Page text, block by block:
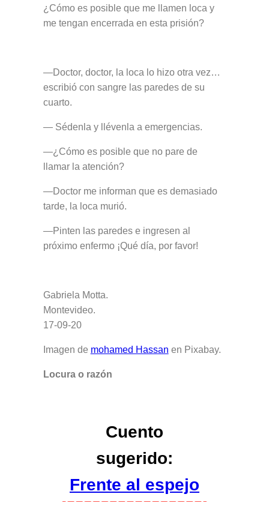
¿Cómo es posible que me llamen loca y
me tengan encerrada en esta prisión?
—Doctor, doctor, la loca lo hizo otra vez…
escribió con sangre las paredes de su
cuarto.
— Sédenla y llévenla a emergencias.
—¿Cómo es posible que no pare de
llamar la atención?
—Doctor me informan que es demasiado
tarde, la loca murió.
—Pinten las paredes e ingresen al
próximo enfermo ¡Qué día, por favor!
Gabriela Motta.
Montevideo.
17-09-20
Imagen de mohamed Hassan en Pixabay.
Locura o razón
Cuento
sugerido:
Frente al espejo